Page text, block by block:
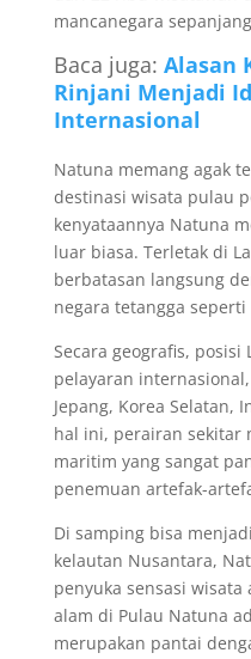
mancanegara
Baca juga: Alasan
Rinjani Menjadi
Internasional
Natuna memang agak
destinasi wisata pulau
kenyataannya Natuna
luar biasa. Terletak di
berbatasan langsung
negara tetangga
Secara geografis,
pelayaran
Jepang, Korea Selatan,
hal ini, perairan sekitar
maritim yang sangat
penemuan artefak-
Di samping bisa
kelautan Nusantara,
penyuka sensasi wisata
alam di Pulau Natuna
merupakan pantai